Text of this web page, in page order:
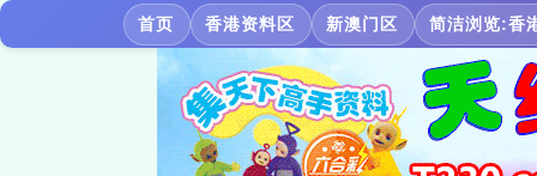
首页 香港资料区 新澳门区 简洁浏览:香